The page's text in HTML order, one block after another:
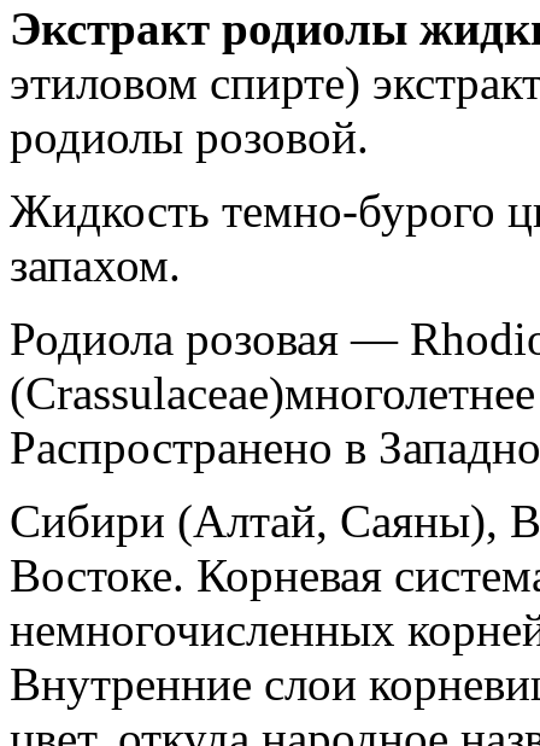
Экстракт родиолы
этиловом спирте)
родиолы розовой.
Жидкость темно-бурого
запахом.
Родиола розовая —
Распространено в
Сибири (Алтай, Саяны),
Востоке. Корневая
немногочисленных
Внутренние слои